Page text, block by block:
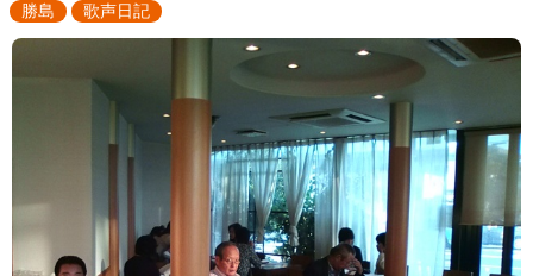
勝島 歌声日記